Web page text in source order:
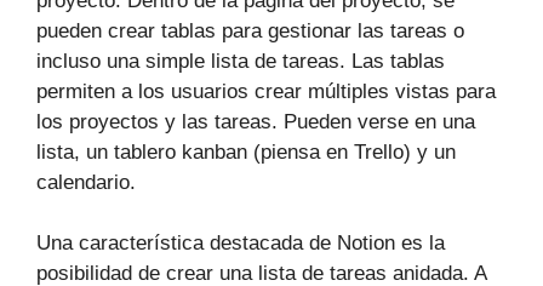
pueden crear tablas para gestionar las tareas o
incluso una simple lista de tareas. Las tablas
permiten a los usuarios crear múltiples vistas para
los proyectos y las tareas. Pueden verse en una
lista, un tablero kanban (piensa en Trello) y un
calendario.
Una característica destacada de Notion es la
posibilidad de crear una lista de tareas anidada. A